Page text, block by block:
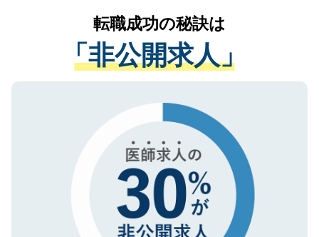
は、個人情報の取り扱いについての厳密な
管理基準を満たした事業者のみに付与され
る、プライバシーマークを取得済みです。
で、機密保持に関してもご安心ください。
かがいして、現在の医療機関の状況や紹介
経験をまじえながら、適切なアドバイスを
させていただきます。すぐにご転職をされ
ない方には、長期的なサポートが可能です
ので、まずはご登録ください。
転職成功の秘訣は
「非公開求人」